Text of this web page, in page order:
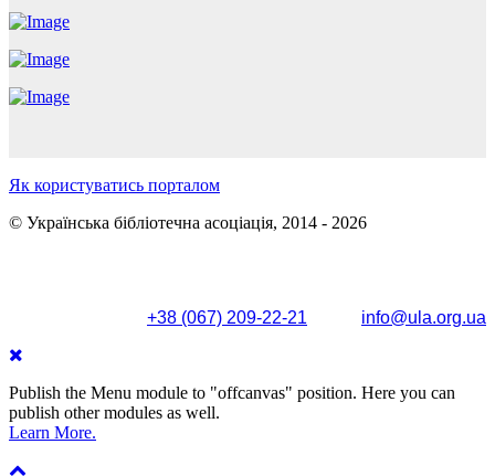
Як користуватись порталом
© Українська бібліотечна асоціація, 2014 - 2026
+38 (067) 209-22-21
info@ula.org.ua
Publish the Menu module to "offcanvas" position. Here you can
publish other modules as well.
Learn More.